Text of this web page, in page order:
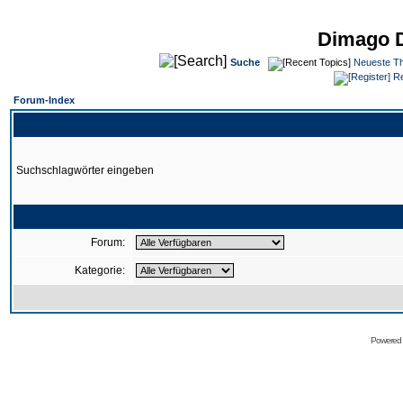
Dimago
Suche
Neueste
Forum-Index
Suchschlagwörter eingeben
Forum:
Kategorie: